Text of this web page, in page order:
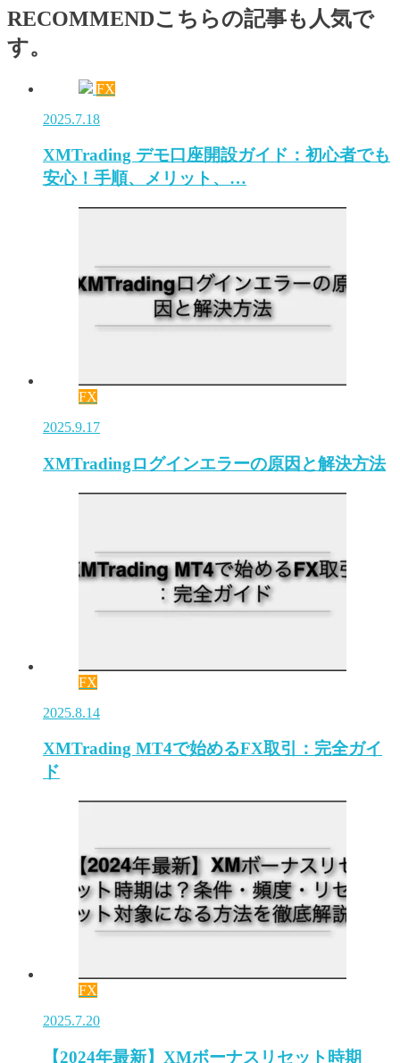
RECOMMENDこちらの記事も人気で
す。
FX
2025.7.18
XMTrading デモ口座開設ガイド：初心者でも
安心！手順、メリット、…
FX
2025.9.17
XMTradingログインエラーの原因と解決方法
FX
2025.8.14
XMTrading MT4で始めるFX取引：完全ガイ
ド
FX
2025.7.20
【2024年最新】XMボーナスリセット時期